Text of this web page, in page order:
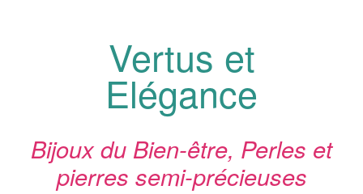
Vertus et
Elégance
Bijoux du Bien-être, Perles et
pierres semi-précieuses